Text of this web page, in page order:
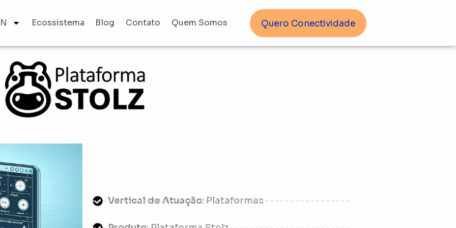
Ecossistema Blog Contato Quem Somos Quero Conectividade
Vertical de Atuação: Plataformas